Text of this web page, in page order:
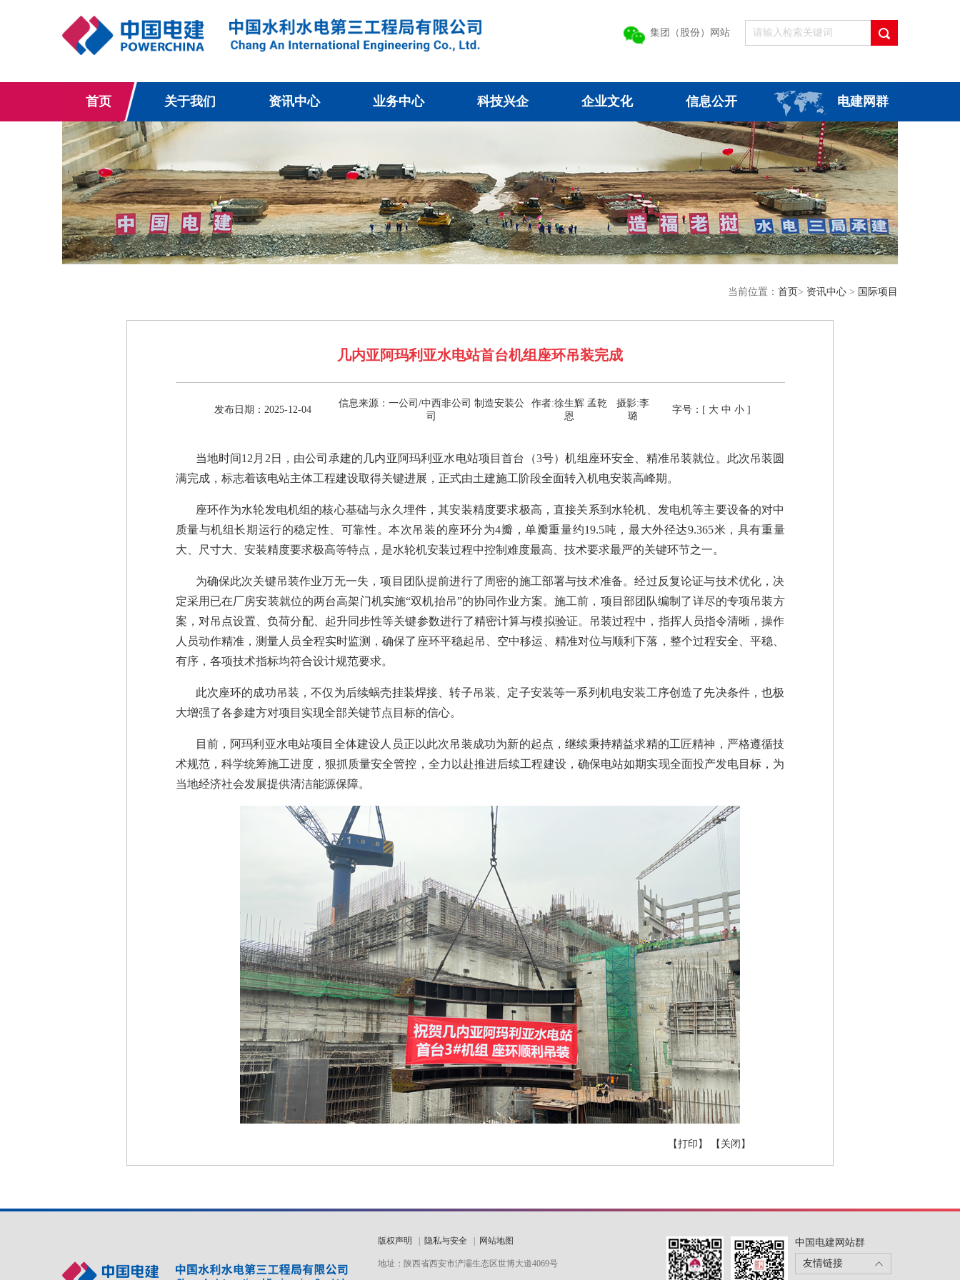
集团（股份）网站
首页 关于我们 资讯中心 业务中心 科技兴企 企业文化 信息公开 电建网群
当前位置： 首页> 资讯中心 > 国际项目
几内亚阿玛利亚水电站首台机组座环吊装完成
发布日期：2025-12-04
信息来源：一公司/中西非公司 制造安装公
司
作者:徐生辉 孟乾
恩
摄影:李
璐
字号：[ 大 中 小 ]
当地时间12月2日，由公司承建的几内亚阿玛利亚水电站项目首台（3号）机组座环安全、精准吊装就位。此次吊装圆
满完成，标志着该电站主体工程建设取得关键进展，正式由土建施工阶段全面转入机电安装高峰期。
座环作为水轮发电机组的核心基础与永久埋件，其安装精度要求极高，直接关系到水轮机、发电机等主要设备的对中
质量与机组长期运行的稳定性、可靠性。本次吊装的座环分为4瓣，单瓣重量约19.5吨，最大外径达9.365米，具有重量
大、尺寸大、安装精度要求极高等特点，是水轮机安装过程中控制难度最高、技术要求最严的关键环节之一。
为确保此次关键吊装作业万无一失，项目团队提前进行了周密的施工部署与技术准备。经过反复论证与技术优化，决
定采用已在厂房安装就位的两台高架门机实施“双机抬吊”的协同作业方案。施工前，项目部团队编制了详尽的专项吊装方
案，对吊点设置、负荷分配、起升同步性等关键参数进行了精密计算与模拟验证。吊装过程中，指挥人员指令清晰，操作
人员动作精准，测量人员全程实时监测，确保了座环平稳起吊、空中移运、精准对位与顺利下落，整个过程安全、平稳、
有序，各项技术指标均符合设计规范要求。
此次座环的成功吊装，不仅为后续蜗壳挂装焊接、转子吊装、定子安装等一系列机电安装工序创造了先决条件，也极
大增强了各参建方对项目实现全部关键节点目标的信心。
目前，阿玛利亚水电站项目全体建设人员正以此次吊装成功为新的起点，继续秉持精益求精的工匠精神，严格遵循技
术规范，科学统筹施工进度，狠抓质量安全管控，全力以赴推进后续工程建设，确保电站如期实现全面投产发电目标，为
当地经济社会发展提供清洁能源保障。
【打印】 【关闭】
版权声明 隐私与安全 网站地图
地址：陕西省西安市浐灞生态区世博大道4069号
中国电建网站群
友情链接